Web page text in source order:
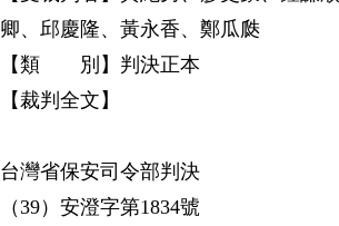
卿、邱慶隆、黃永香、鄭瓜瓞
【類 別】判決正本
【裁判全文】
台灣省保安
（39）安澄字第1834號